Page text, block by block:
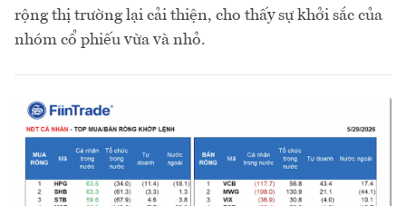
rộng thị trường lại cải thiện, cho thấy sự khởi sắc của
nhóm cổ phiếu vừa và nhỏ.